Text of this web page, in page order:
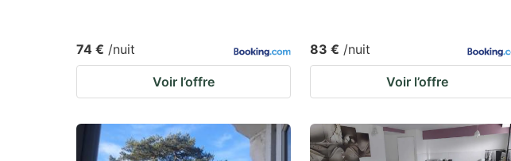
74 € /nuit
Voir l’offre
83 € /nuit
Voir l’offre